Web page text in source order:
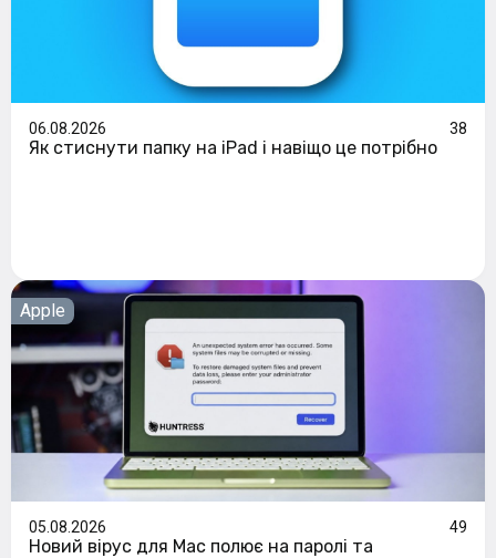
06.08.2026 38
Як стиснути папку на iPad і навіщо це потрібно
Apple
05.08.2026 49
Новий вірус для Mac полює на паролі та